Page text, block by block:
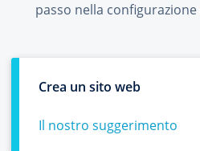
passo nella
Crea un sito web
Il nostro suggerimento